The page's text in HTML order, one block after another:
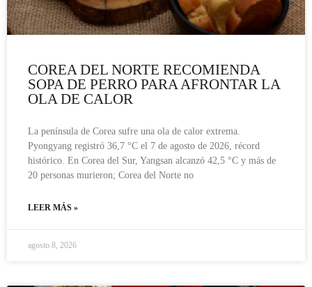
COREA DEL NORTE RECOMIENDA
SOPA DE PERRO PARA AFRONTAR LA
OLA DE CALOR
La península de Corea sufre una ola de calor extrema.
Pyongyang registró 36,7 °C el 7 de agosto de 2026, récord
histórico. En Corea del Sur, Yangsan alcanzó 42,5 °C y más de
20 personas murieron; Corea del Norte no
LEER MÁS »
agosto 8, 2026